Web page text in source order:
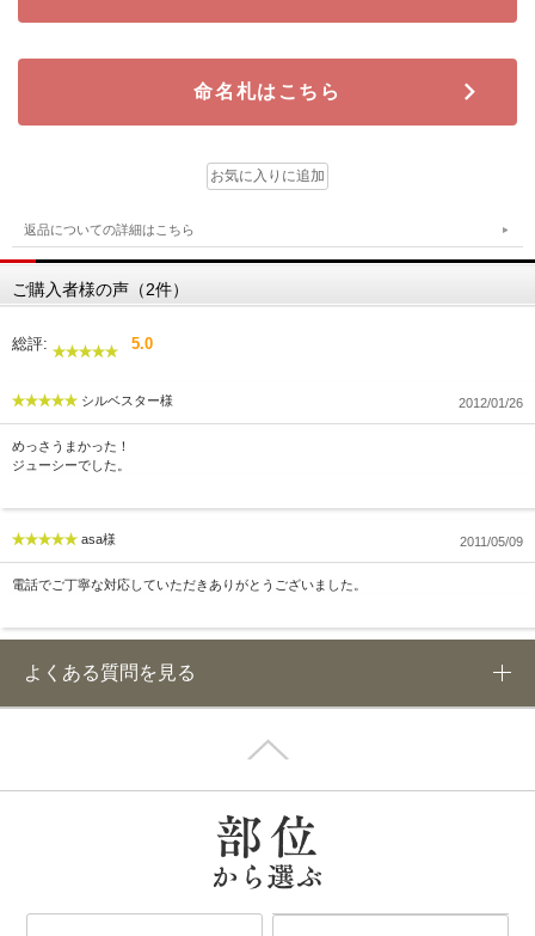
命名札はこちら
返品についての詳細はこちら
ご購入者様の声（2件）
総評: 5.0
シルベスター様 2012/01/26
めっさうまかった！
ジューシーでした。
asa様 2011/05/09
電話でご丁寧な対応していただきありがとうございました。
よくある質問を見る